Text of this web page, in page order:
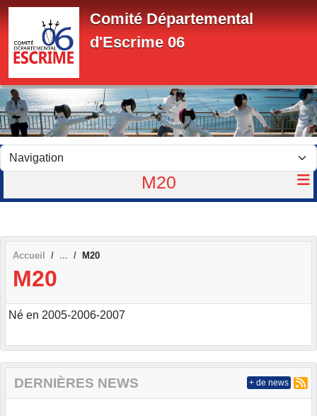
Comité Départemental
d'Escrime 06
M20
Accueil M20
M20
Né en 2005-2006-2007
DERNIÈRES NEWS + de news
Panneau de gestion des cookies